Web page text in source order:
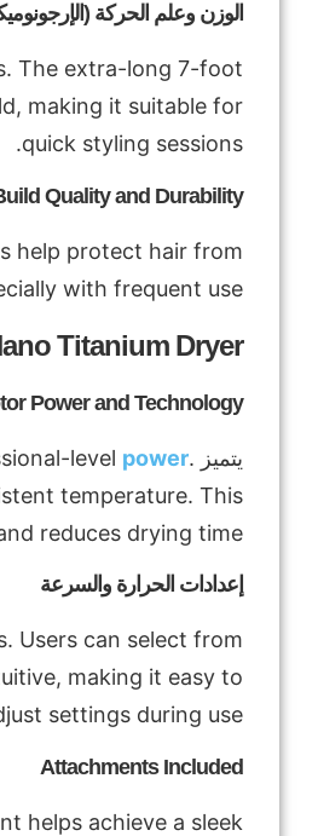
الوزن وعلم الحركة
The extra-long 7-foot
making it suitable for
quick styling sessions.
Quality and Durability
help protect hair from
with frequent use.
Titanium Dryer
Power and Technology
يتميز level power.
temperature. This
reduces drying time.
إعدادات الحرارة والسرعة
Users can select from
making it easy to
settings during use.
Attachments Included
helps achieve a sleek